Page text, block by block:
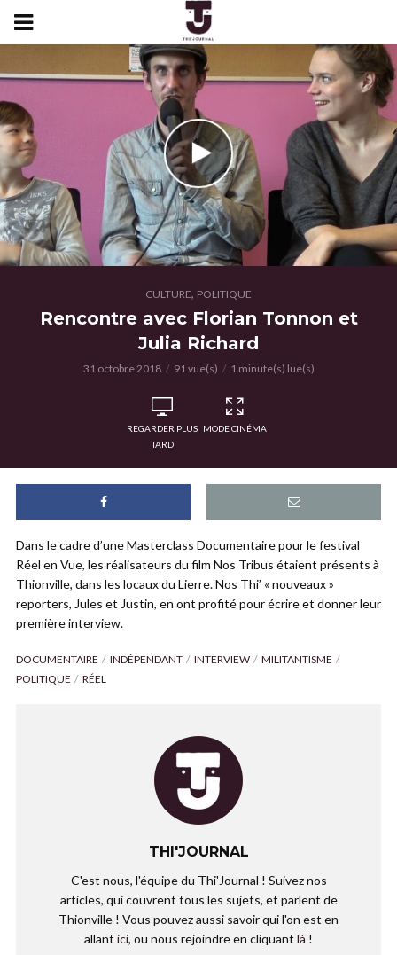
CULTURE, POLITIQUE
Rencontre avec Florian Tonnon et
Julia Richard
31 octobre 2018 91 vue(s) 1 minute(s) lue(s)
REGARDER PLUS
TARD
MODE CINÉMA
Dans le cadre d’une Masterclass Documentaire pour le festival
Réel en Vue, les réalisateurs du film Nos Tribus étaient présents à
Thionville, dans les locaux du Lierre. Nos Thi’ « nouveaux »
reporters, Jules et Justin, en ont profité pour écrire et donner leur
première interview.
DOCUMENTAIRE INDÉPENDANT INTERVIEW
MILITANTISME
POLITIQUE
RÉEL
THI'JOURNAL
C'est nous, l'équipe du Thi'Journal ! Suivez nos
articles, qui couvrent tous les sujets, et parlent de
Thionville ! Vous pouvez aussi savoir qui l'on est en
allant ici, ou nous rejoindre en cliquant là !